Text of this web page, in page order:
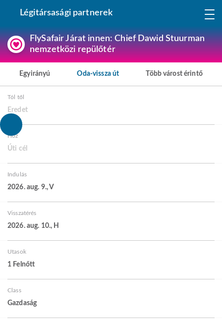
Légitársasági partnerek
FlySafair Járat innen: Chief Dawid Stuurman
nemzetközi repülőtér
Egyirányú Oda-vissza út Több várost érintő
Tól től
Eredet
Hoz
Úti cél
Indulás
2026. aug. 9., V
Visszatérés
2026. aug. 10., H
Utasok
1 Felnőtt
Class
Gazdaság